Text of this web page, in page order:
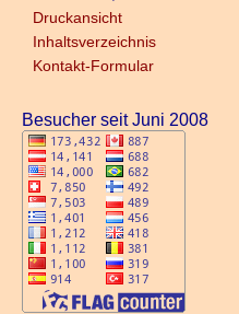
Druckansicht
Inhaltsverzeichnis
Kontakt-Formular
Besucher seit Juni 2008